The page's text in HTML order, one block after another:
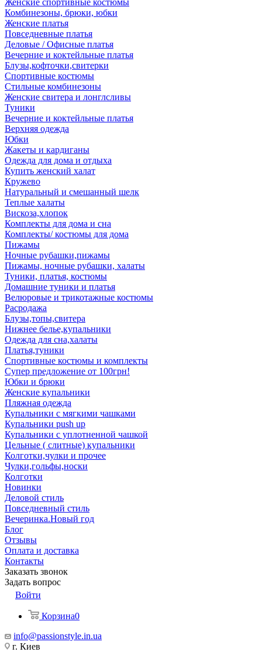
Женские спортивные костюмы
Комбинезоны, брюки, юбки
Женские платья
Повседневные платья
Деловые / Офисные платья
Вечерние и коктейльные платья
Блузы,кофточки,свитерки
Спортивные костюмы
Стильные комбинезоны
Женские свитера и лонглсливы
Туники
Вечерние и коктейльные платья
Верхняя одежда
Юбки
Жакеты и кардиганы
Одежда для дома и отдыха
Купить женский халат
Кружево
Натуральный и смешанный шелк
Теплые халаты
Вискоза,хлопок
Комплекты для дома и сна
Комплекты/ костюмы для дома
Пижамы
Ночные рубашки,пижамы
Пижамы, ночные рубашки, халаты
Туники, платья, костюмы
Домашние туники и платья
Велюровые и трикотажные костюмы
Расродажа
Блузы,топы,свитера
Нижнее белье,купальники
Одежда для сна,халаты
Платья,туники
Спортивные костюмы и комплекты
Супер предложение от 100грн!
Юбки и брюки
Женские купальники
Пляжная одежда
Купальники с мягкими чашками
Купальники push up
Купальники с уплотненной чашкой
Цельные ( слитные) купальники
Колготки,чулки и прочее
Чулки,гольфы,носки
Колготки
Новинки
Деловой стиль
Повседневный стиль
Вечеринка.Новый год
Блог
Отзывы
Оплата и доставка
Контакты
Заказать звонок
Задать вопрос
Войти
Корзина0
info@passionstyle.in.ua
г. Киев